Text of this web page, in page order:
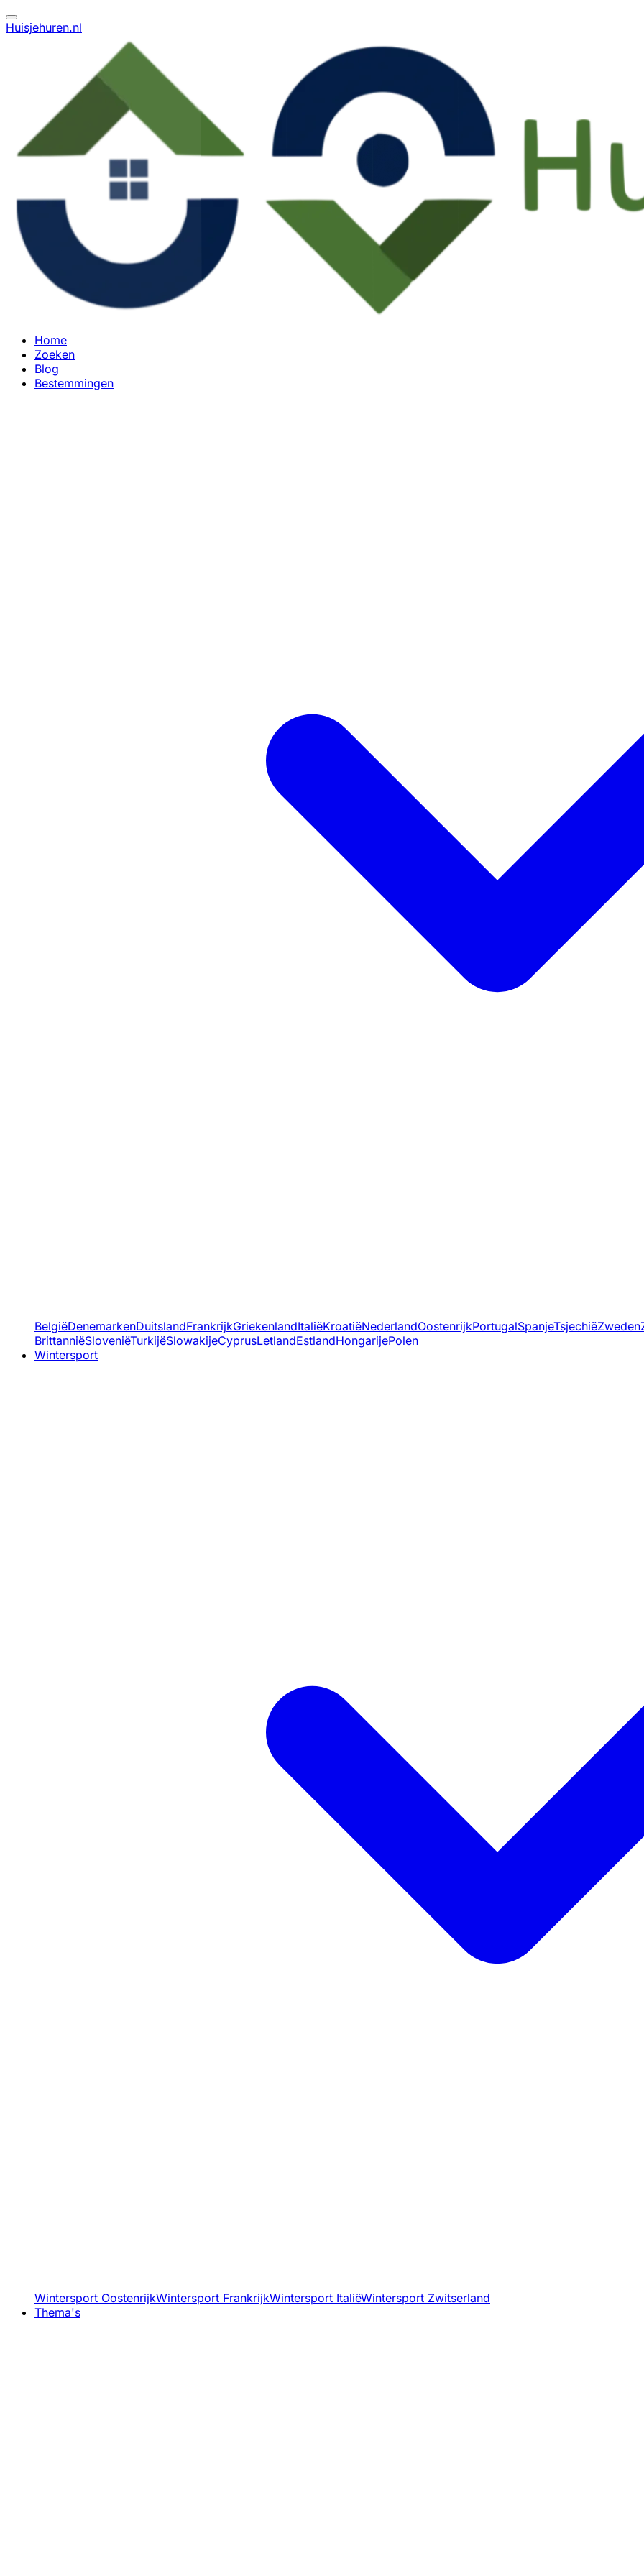
Huisjehuren.nl
Home
Zoeken
Blog
Bestemmingen
BelgiëDenemarkenDuitslandFrankrijkGriekenlandItaliëKroatiëNederlandOostenrijkPortugalSpanjeTsjechiëZweden
BrittanniëSloveniëTurkijëSlowakijeCyprusLetlandEstlandHongarijePolen
Wintersport
Wintersport OostenrijkWintersport FrankrijkWintersport ItaliëWintersport Zwitserland
Thema's